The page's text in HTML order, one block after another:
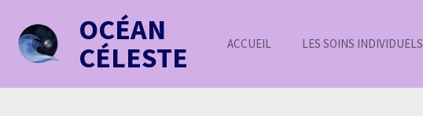
au
contenu
principal
OCÉAN
CÉLESTE
ACCUEIL LES SOINS INDIVIDUELS